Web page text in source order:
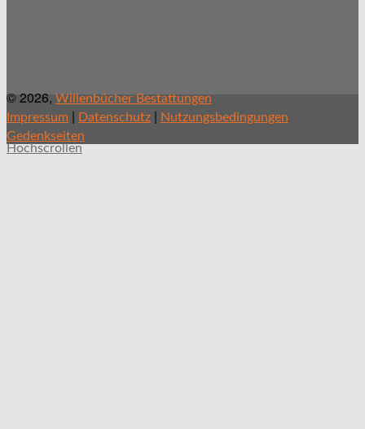
© 2026, Willenbücher Bestattungen
Impressum | Datenschutz | Nutzungsbedingungen
Gedenkseiten
Hochscrollen